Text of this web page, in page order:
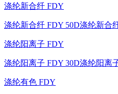
涤纶新合纤 FDY
涤纶新合纤 FDY 50D涤纶新合
涤纶阳离子 FDY
涤纶阳离子 FDY 30D涤纶阳离
涤纶有色 FDY